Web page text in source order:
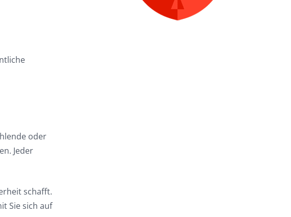
oder
Jeder
schafft.
Sie sich auf